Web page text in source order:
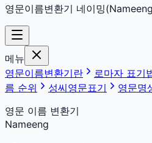
영문이름변환기 네이밍
메뉴
영문이름변환기란
로마자 표기
름 순위
성씨영문표기 영문명
영문 이름 변환기
Nameeng